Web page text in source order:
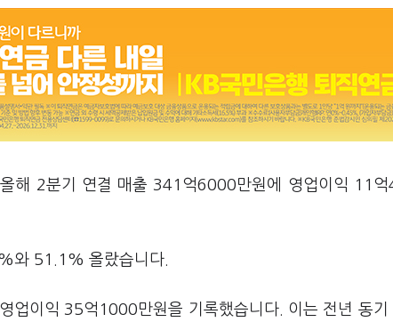
해 2분기 연결 매출 341억6000만원에 영업이익 11억
와 51.1% 올랐습니다.
업이익 35억1000만원을 기록했습니다. 이는 전년 동기